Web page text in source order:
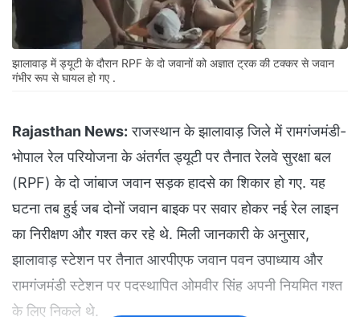
झालावाड़ में ड्यूटी के दौरान RPF के दो जवानों को अज्ञात ट्रक की टक्कर से जवान
गंभीर रूप से घायल हो गए .
Rajasthan News: राजस्थान के झालावाड़ जिले में रामगंजमंडी-
भोपाल रेल परियोजना के अंतर्गत ड्यूटी पर तैनात रेलवे सुरक्षा बल
(RPF) के दो जांबाज जवान सड़क हादसे का शिकार हो गए. यह
घटना तब हुई जब दोनों जवान बाइक पर सवार होकर नई रेल लाइन
का निरीक्षण और गश्त कर रहे थे. मिली जानकारी के अनुसार,
झालावाड़ स्टेशन पर तैनात आरपीएफ जवान पवन उपाध्याय और
रामगंजमंडी स्टेशन पर पदस्थापित ओमवीर सिंह अपनी नियमित गश्त
के लिए निकले थे.